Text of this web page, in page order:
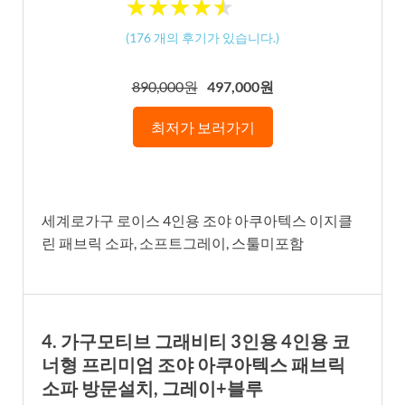
★★★★★
★★★★★
(176 개의 후기가 있습니다.)
890,000원 497,000원
최저가 보러가기
세계로가구 로이스 4인용 조야 아쿠아텍스 이지클
린 패브릭 소파, 소프트그레이, 스툴미포함
4. 가구모티브 그래비티 3인용 4인용 코
너형 프리미엄 조야 아쿠아텍스 패브릭
소파 방문설치, 그레이+블루